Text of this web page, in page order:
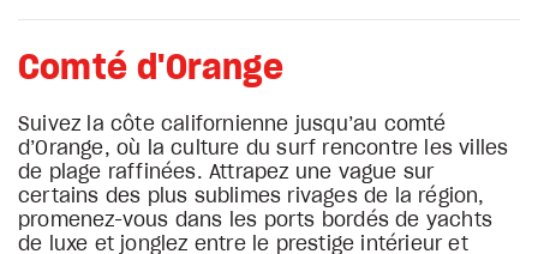
Comté d'Orange
Suivez la côte californienne jusqu’au comté
d’Orange, où la culture du surf rencontre les villes
de plage raffinées. Attrapez une vague sur
certains des plus sublimes rivages de la région,
promenez-vous dans les ports bordés de yachts
de luxe et jonglez entre le prestige intérieur et